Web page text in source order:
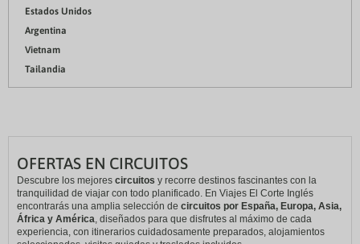
Estados Unidos
Argentina
Vietnam
Tailandia
OFERTAS EN CIRCUITOS
Descubre los mejores circuitos y recorre destinos fascinantes con la
tranquilidad de viajar con todo planificado. En Viajes El Corte Inglés
encontrarás una amplia selección de circuitos por España, Europa, Asia,
África y América, diseñados para que disfrutes al máximo de cada
experiencia, con itinerarios cuidadosamente preparados, alojamientos